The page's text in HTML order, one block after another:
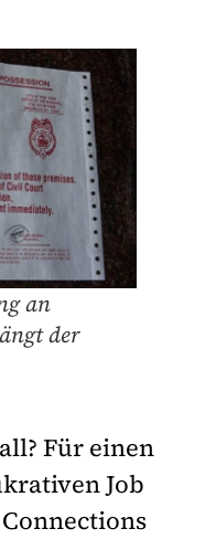
an
der
Für einen
Job